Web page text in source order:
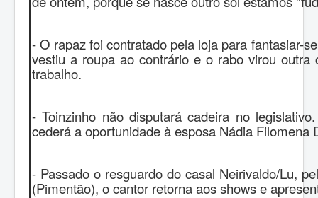
- O rapaz foi contratado pela loja para fantasiar-
vestiu a roupa ao contrário e o rabo virou
trabalho.
- Toinzinho não disputará cadeira no
cederá a oportunidade à esposa Nádia Filomena
- Passado o resguardo do casal Neirivaldo/Lu,
(Pimentão), o cantor retorna aos shows e